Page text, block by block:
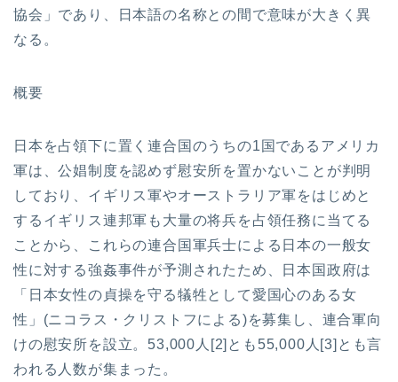
協会」であり、日本語の名称との間で意味が大きく異
なる。
概要
日本を占領下に置く連合国のうちの1国であるアメリカ
軍は、公娼制度を認めず慰安所を置かないことが判明
しており、イギリス軍やオーストラリア軍をはじめと
するイギリス連邦軍も大量の将兵を占領任務に当てる
ことから、これらの連合国軍兵士による日本の一般女
性に対する強姦事件が予測されたため、日本国政府は
「日本女性の貞操を守る犠牲として愛国心のある女
性」(ニコラス・クリストフによる)を募集し、連合軍向
けの慰安所を設立。53,000人[2]とも55,000人[3]とも言
われる人数が集まった。